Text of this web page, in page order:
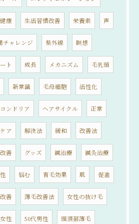
康 生活習慣改善 栄養素 声
チャレンジ 紫外線 瞑想
ト 成長 メカニズム 毛乳頭
新常識 毛母細胞 活性化
ンドリア ヘアサイクル 正常
ア 解決法 緩和 改善法
善 グッズ 鍼治療 鍼灸治療
悩む 育毛効果 肌 促進
善 薄毛改善法 女性の抜け毛
性 50代男性 頭頂部薄毛